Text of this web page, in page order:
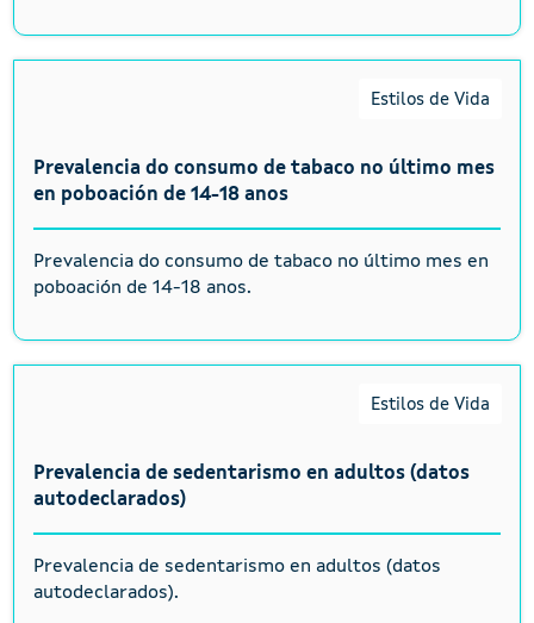
Estilos de Vida
Prevalencia do consumo de tabaco no último mes
en poboación de 14-18 anos
Prevalencia do consumo de tabaco no último mes en
poboación de 14-18 anos.
Estilos de Vida
Prevalencia de sedentarismo en adultos (datos
autodeclarados)
Prevalencia de sedentarismo en adultos (datos
autodeclarados).